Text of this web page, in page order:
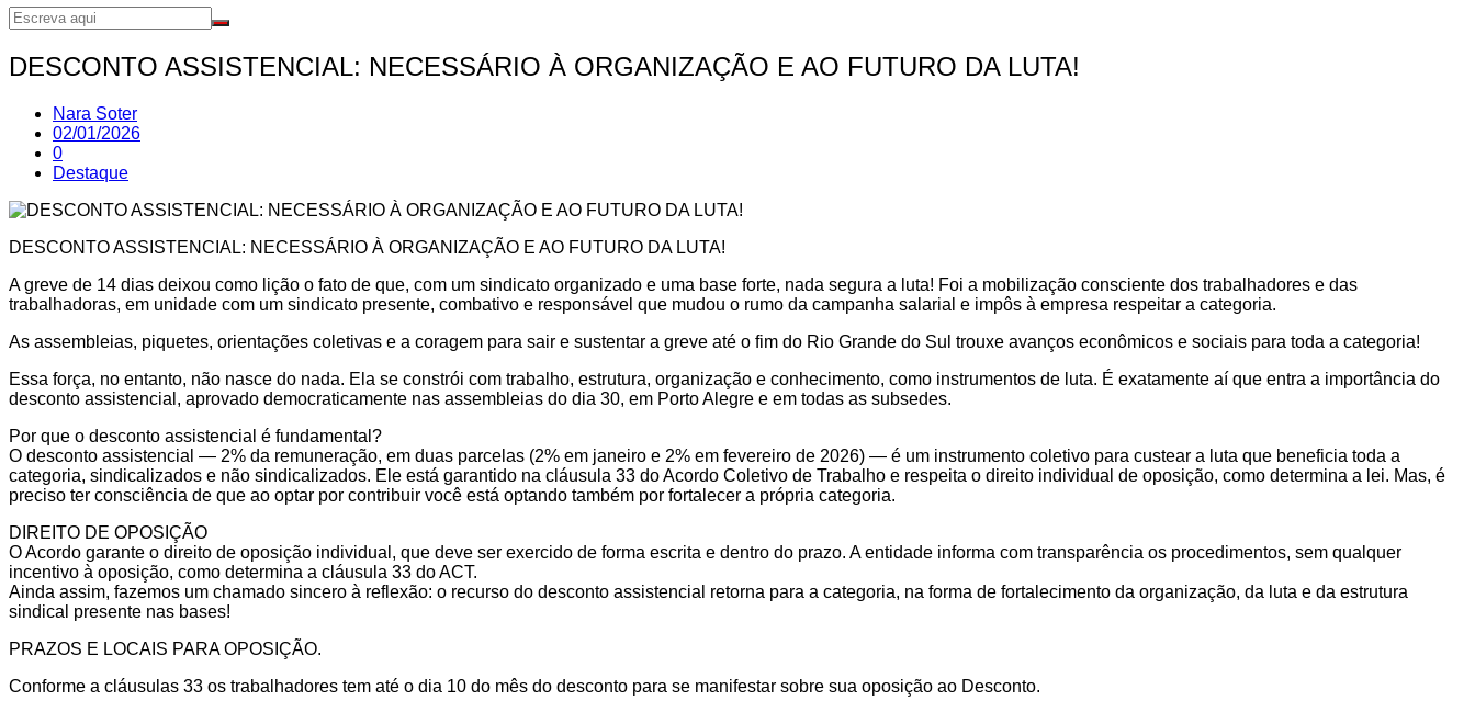
DESCONTO ASSISTENCIAL: NECESSÁRIO À ORGANIZAÇÃO E AO FUTURO DA LUTA!
Nara Soter
02/01/2026
0
Destaque
DESCONTO ASSISTENCIAL: NECESSÁRIO À ORGANIZAÇÃO E AO FUTURO DA LUTA!
A greve de 14 dias deixou como lição o fato de que, com um sindicato organizado e uma base forte, nada segura a luta! Foi a mobilização consciente dos trabalhadores e das
trabalhadoras, em unidade com um sindicato presente, combativo e responsável que mudou o rumo da campanha salarial e impôs à empresa respeitar a categoria.
As assembleias, piquetes, orientações coletivas e a coragem para sair e sustentar a greve até o fim do Rio Grande do Sul trouxe avanços econômicos e sociais para toda a categoria!
Essa força, no entanto, não nasce do nada. Ela se constrói com trabalho, estrutura, organização e conhecimento, como instrumentos de luta. É exatamente aí que entra a importância do
desconto assistencial, aprovado democraticamente nas assembleias do dia 30, em Porto Alegre e em todas as subsedes.
Por que o desconto assistencial é fundamental?
O desconto assistencial — 2% da remuneração, em duas parcelas (2% em janeiro e 2% em fevereiro de 2026) — é um instrumento coletivo para custear a luta que beneficia toda a
categoria, sindicalizados e não sindicalizados. Ele está garantido na cláusula 33 do Acordo Coletivo de Trabalho e respeita o direito individual de oposição, como determina a lei. Mas, é
preciso ter consciência de que ao optar por contribuir você está optando também por fortalecer a própria categoria.
DIREITO DE OPOSIÇÃO
O Acordo garante o direito de oposição individual, que deve ser exercido de forma escrita e dentro do prazo. A entidade informa com transparência os procedimentos, sem qualquer
incentivo à oposição, como determina a cláusula 33 do ACT.
Ainda assim, fazemos um chamado sincero à reflexão: o recurso do desconto assistencial retorna para a categoria, na forma de fortalecimento da organização, da luta e da estrutura
sindical presente nas bases!
PRAZOS E LOCAIS PARA OPOSIÇÃO.
Conforme a cláusulas 33 os trabalhadores tem até o dia 10 do mês do desconto para se manifestar sobre sua oposição ao Desconto.